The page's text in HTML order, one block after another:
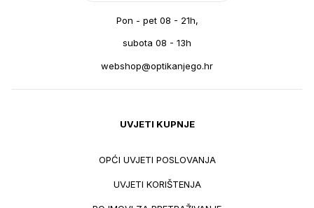
Pon - pet 08 - 21h,
subota 08 - 13h
webshop@optikanjego.hr
UVJETI KUPNJE
OPĆI UVJETI POSLOVANJA
UVJETI KORIŠTENJA